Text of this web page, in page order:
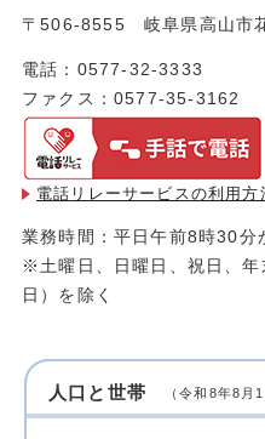
〒506-8555 岐阜県高山市
電話：0577-32-3333
ファクス：0577-35-3162
電話リレーサービスの利用方
業務時間：平日午前8時30分
※土曜日、日曜日、祝日、
日）を除く
人口と世帯 （令和8年8月